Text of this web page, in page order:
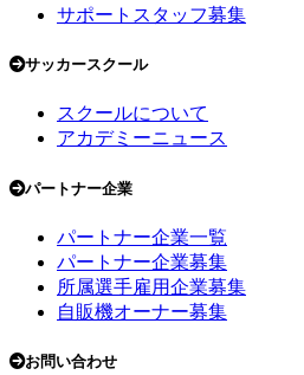
サポートスタッフ募集
サッカースクール
スクールについて
アカデミーニュース
パートナー企業
パートナー企業一覧
パートナー企業募集
所属選手雇用企業募集
自販機オーナー募集
お問い合わせ